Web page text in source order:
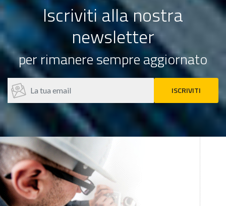
Iscriviti alla nostra
newsletter
per rimanere sempre aggiornato